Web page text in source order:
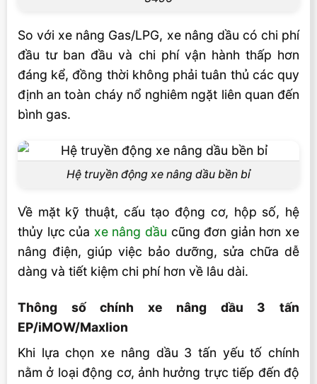
So với xe nâng Gas/LPG, xe nâng dầu có chi phí
đầu tư ban đầu và chi phí vận hành thấp hơn
đáng kể, đồng thời không phải tuân thủ các quy
định an toàn cháy nổ nghiêm ngặt liên quan đến
bình gas.
Hệ truyền động xe nâng dầu bền bỉ
Về mặt kỹ thuật, cấu tạo động cơ, hộp số, hệ
thủy lực của xe nâng dầu cũng đơn giản hơn xe
nâng điện, giúp việc bảo dưỡng, sửa chữa dễ
dàng và tiết kiệm chi phí hơn về lâu dài.
Thông số chính xe nâng dầu 3 tấn
EP/iMOW/Maxlion
Khi lựa chọn xe nâng dầu 3 tấn yếu tố chính
nằm ở loại động cơ, ảnh hưởng trực tiếp đến độ